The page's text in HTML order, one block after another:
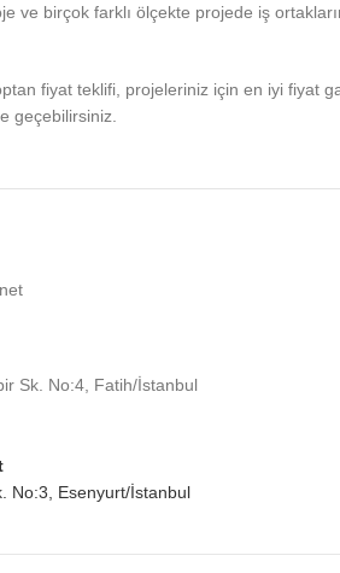
ve birçok farklı ölçekte projede iş
fiyat teklifi, projeleriniz için en iyi fiyat
geçebilirsiniz.
Sk. No:4, Fatih/İstanbul
No:3, Esenyurt/İstanbul